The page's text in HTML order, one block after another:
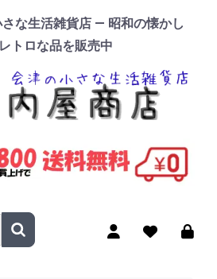
な生活雑貨店 — 昭和の懐かし
トロな品を販売中
力